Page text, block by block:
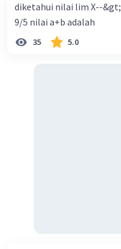
ceteris paribus maka ....
bentuk kurva jumlah
dari kiri bawah ke kanan
atas e. Tingkat bunga
diketahui nilai lim X--
9/5 nilai a+b adalah
35 5.0